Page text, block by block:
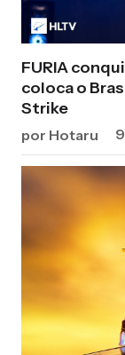
FURIA
coloca o
Strike
por Hotaru